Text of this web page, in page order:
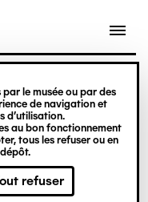
le musée ou par des
de navigation et
d’utilisation.
au bon fonctionnement
tous les refuser ou en
refuser